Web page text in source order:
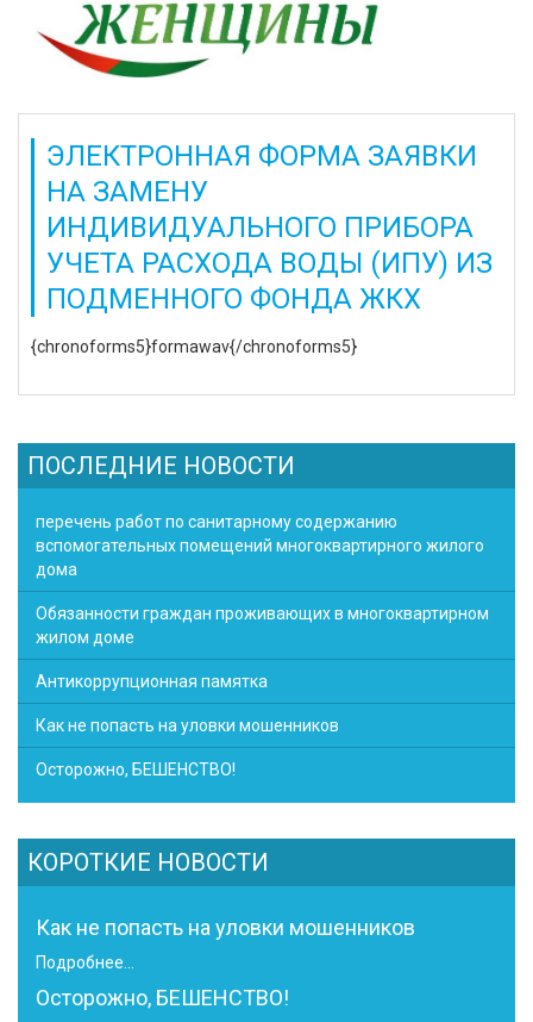
ЭЛЕКТРОННАЯ ФОРМА ЗАЯВКИ
НА ЗАМЕНУ
ИНДИВИДУАЛЬНОГО ПРИБОРА
УЧЕТА РАСХОДА ВОДЫ (ИПУ) ИЗ
ПОДМЕННОГО ФОНДА ЖКХ
{chronoforms5}formawav{/chronoforms5}
ПОСЛЕДНИЕ НОВОСТИ
перечень работ по санитарному содержанию
вспомогательных помещений многоквартирного жилого
дома
Обязанности граждан проживающих в многоквартирном
жилом доме
Антикоррупционная памятка
Как не попасть на уловки мошенников
Осторожно, БЕШЕНСТВО!
КОРОТКИЕ НОВОСТИ
Как не попасть на уловки мошенников
Подробнее...
Осторожно, БЕШЕНСТВО!